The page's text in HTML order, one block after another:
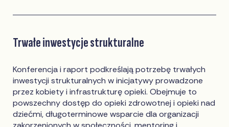
Trwałe inwestycje strukturalne
Konferencja i raport podkreślają potrzebę trwałych
inwestycji strukturalnych w inicjatywy prowadzone
przez kobiety i infrastrukturę opieki. Obejmuje to
powszechny dostęp do opieki zdrowotnej i opieki nad
dziećmi, długoterminowe wsparcie dla organizacji